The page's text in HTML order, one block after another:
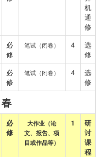
机
通
修
必
修
笔试（闭卷） 4
选
修
必
修
笔试（闭卷） 4
选
修
必
修
大作业（论
文、报告、项
目或作品等）
1
研
讨
课
程